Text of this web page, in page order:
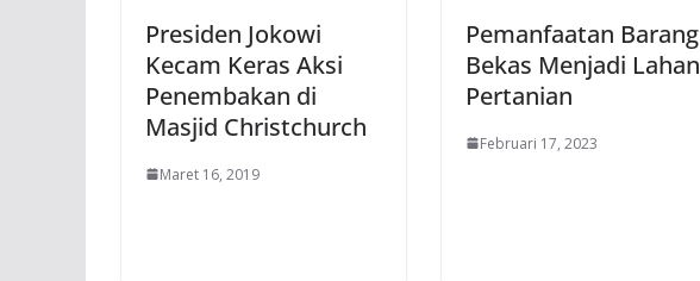
Presiden Jokowi
Kecam Keras Aksi
Penembakan di
Masjid Christchurch
Maret 16, 2019
Pemanfaatan Barang
Bekas Menjadi Lahan
Pertanian
Februari 17, 2023